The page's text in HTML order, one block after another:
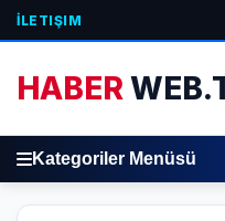
İLETIŞIM
HABER
Kategoriler Menüsü